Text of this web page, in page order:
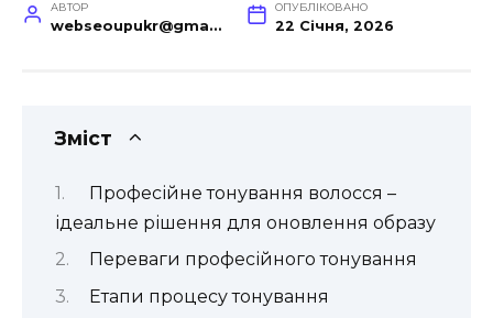
АВТОР
webseoupukr@gmail.com
ОПУБЛІКОВАНО
22 Січня, 2026
Зміст
Професійне тонування волосся –
ідеальне рішення для оновлення образу
Переваги професійного тонування
Етапи процесу тонування